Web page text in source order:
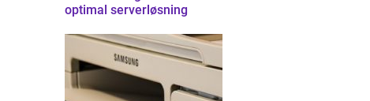
optimal serverløsning